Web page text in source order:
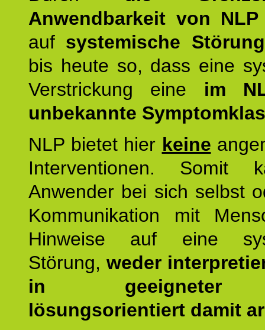
Anwendbarkeit von NLP
auf systemische
bis heute so, dass eine
Verstrickung eine im
unbekannte
NLP bietet hier keine
Interventionen. Somit
Anwender bei sich selbst
Kommunikation mit
Hinweise auf eine
Störung, weder
in geeigneter
lösungsorientiert damit